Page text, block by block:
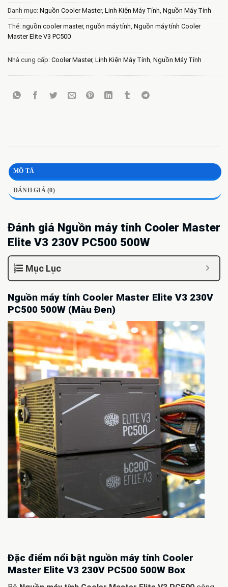
Danh mục: Nguồn Cooler Master, Linh Kiện Máy Tính Nguồn Máy Tính
Thẻ: nguồn cooler master, nguồn máy tính Nguồn máy tính Cooler
Master Elite V3 PC500
Nhà cung cấp: Cooler Master, Linh Kiện Máy Tính Nguồn Máy Tính
MÔ TẢ
ĐÁNH GIÁ (0)
Đánh giá Nguồn máy tính Cooler Master
Elite V3 230V PC500 500W
Mục Lục
Nguồn máy tính Cooler Master Elite V3 230V
PC500 500W (Màu Đen)
Đặc điểm nổi bật nguồn máy tính Cooler
Master Elite V3 230V PC500 500W Box